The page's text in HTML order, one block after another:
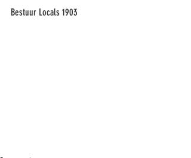
Bestuur Locals 1903